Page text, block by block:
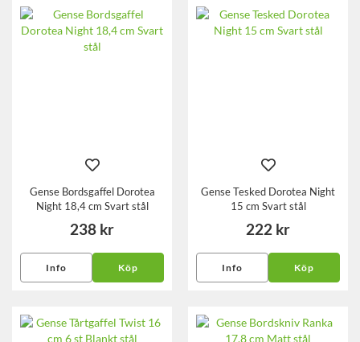
Gense Bordsgaffel Dorotea
Night 18,4 cm Svart stål
238 kr
Info Köp
Gense Tesked Dorotea Night
15 cm Svart stål
222 kr
Info Köp